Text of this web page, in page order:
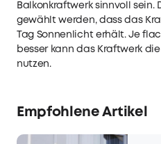
Balkonkraftwerk sinnvoll sein.
gewählt werden, dass das
Tag Sonnenlicht erhält. Je
besser kann das Kraftwerk
nutzen.
Empfohlene Artikel